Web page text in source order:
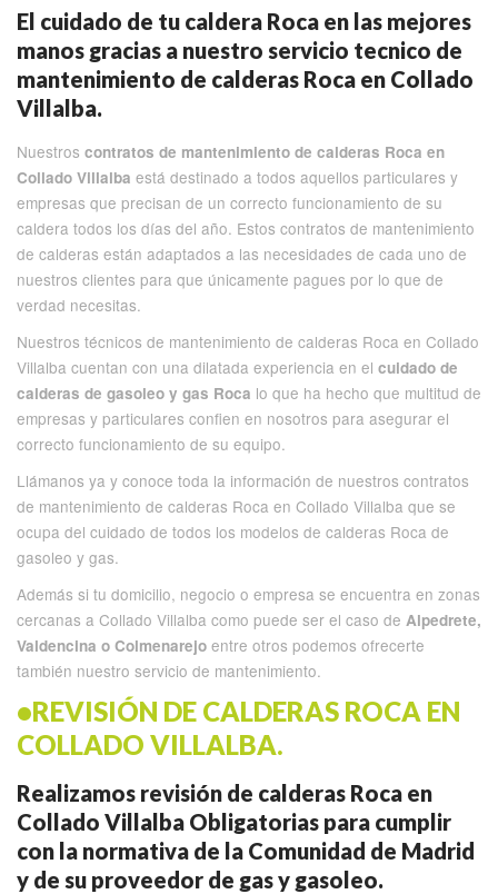
El cuidado de tu caldera Roca en las mejores
manos gracias a nuestro servicio tecnico de
mantenimiento de calderas Roca en Collado
Villalba.
Nuestros contratos de mantenimiento de calderas Roca en
Collado Villalba está destinado a todos aquellos particulares y
empresas que precisan de un correcto funcionamiento de su
caldera todos los días del año. Estos contratos de mantenimiento
de calderas están adaptados a las necesidades de cada uno de
nuestros clientes para que únicamente pagues por lo que de
verdad necesitas.
Nuestros técnicos de mantenimiento de calderas Roca en Collado
Villalba cuentan con una dilatada experiencia en el cuidado de
calderas de gasoleo y gas Roca lo que ha hecho que multitud de
empresas y particulares confien en nosotros para asegurar el
correcto funcionamiento de su equipo.
Llámanos ya y conoce toda la información de nuestros contratos
de mantenimiento de calderas Roca en Collado Villalba que se
ocupa del cuidado de todos los modelos de calderas Roca de
gasoleo y gas.
Además si tu domicilio, negocio o empresa se encuentra en zonas
cercanas a Collado Villalba como puede ser el caso de Alpedrete,
Valdencina o Colmenarejo entre otros podemos ofrecerte
también nuestro servicio de mantenimiento.
•REVISIÓN DE CALDERAS ROCA EN
COLLADO VILLALBA.
Realizamos revisión de calderas Roca en
Collado Villalba Obligatorias para cumplir
con la normativa de la Comunidad de Madrid
y de su proveedor de gas y gasoleo.